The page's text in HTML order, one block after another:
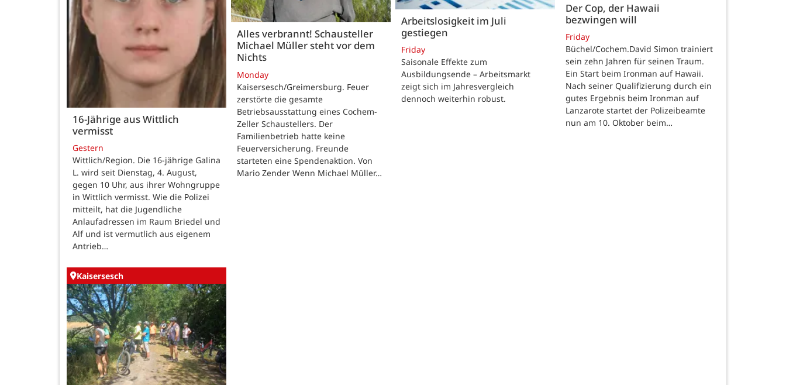
16-Jährige aus Wittlich
vermisst
Gestern
Wittlich/Region. Die 16-jährige Galina
L. wird seit Dienstag, 4. August,
gegen 10 Uhr, aus ihrer Wohngruppe
in Wittlich vermisst. Wie die Polizei
mitteilt, hat die Jugendliche
Anlaufadressen im Raum Briedel und
Alf und ist vermutlich aus eigenem
Antrieb…
Alles verbrannt! Schausteller
Michael Müller steht vor dem
Nichts
Monday
Kaisersesch/Greimersburg. Feuer
zerstörte die gesamte
Betriebsausstattung eines Cochem-
Zeller Schaustellers. Der
Familienbetrieb hatte keine
Feuerversicherung. Freunde
starteten eine Spendenaktion. Von
Mario Zender Wenn Michael Müller…
Arbeitslosigkeit im Juli
gestiegen
Friday
Saisonale Effekte zum
Ausbildungsende – Arbeitsmarkt
zeigt sich im Jahresvergleich
dennoch weiterhin robust.
Der Cop, der Hawaii
bezwingen will
Friday
Büchel/Cochem.David Simon trainiert
sein zehn Jahren für seinen Traum.
Ein Start beim Ironman auf Hawaii.
Nach seiner Qualifizierung durch ein
gutes Ergebnis beim Ironman auf
Lanzarote startet der Polizeibeamte
nun am 10. Oktober beim…
Kaisersesch